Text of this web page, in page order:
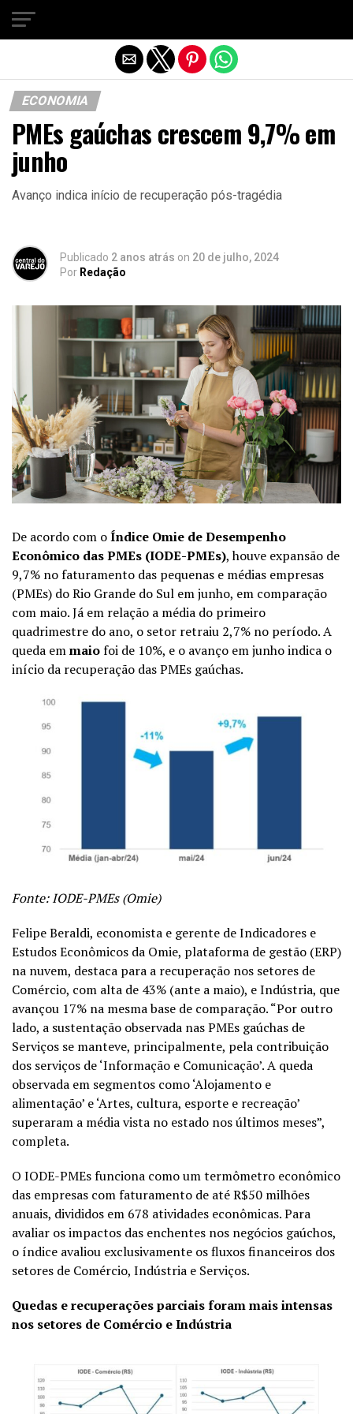
ECONOMIA
PMEs gaúchas crescem 9,7% em
junho
Avanço indica início de recuperação pós-tragédia
Publicado 2 anos atrás on 20 de julho, 2024
Por Redação
De acordo com oÍndice Omie de Desempenho
Econômico das PMEs (IODE-PMEs), houve expansão de
9,7% no faturamento das pequenas e médias empresas
(PMEs) do Rio Grande do Sul em junho, em comparação
com maio. Já em relação a média do primeiro
quadrimestre do ano, o setor retraiu 2,7% no período. A
queda emmaiofoi de 10%, e o avanço em junho indica o
início da recuperação das PMEs gaúchas.
Fonte: IODE-PMEs (Omie)
Felipe Beraldi, economista e gerente de Indicadores e
Estudos Econômicos da Omie, plataforma de gestão (ERP)
na nuvem, destaca para a recuperação nos setores de
Comércio, com alta de 43% (ante a maio), e Indústria, que
avançou 17% na mesma base de comparação. “Por outro
lado, a sustentação observada nas PMEs gaúchas de
Serviços se manteve, principalmente, pela contribuição
dos serviços de ‘Informação e Comunicação’. A queda
observada em segmentos como ‘Alojamento e
alimentação’ e ‘Artes, cultura, esporte e recreação’
superaram a média vista no estado nos últimos meses”,
completa.
O IODE-PMEs funciona como um termômetro econômico
das empresas com faturamento de até R$50 milhões
anuais, divididos em 678 atividades econômicas. Para
avaliar os impactos das enchentes nos negócios gaúchos,
o índice avaliou exclusivamente os fluxos financeiros dos
setores de Comércio, Indústria e Serviços.
Quedas e recuperações parciais foram mais intensas
nos setores de Comércio e Indústria